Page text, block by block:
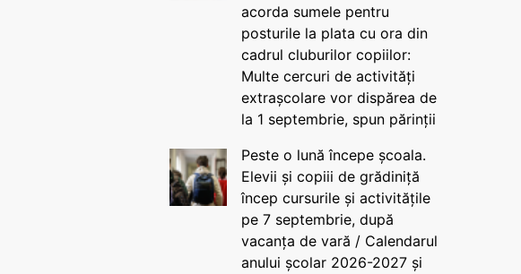
acorda sumele pentru
posturile la plata cu ora din
cadrul cluburilor copiilor:
Multe cercuri de activități
extrașcolare vor dispărea de
la 1 septembrie, spun părinții
Peste o lună începe școala.
Elevii și copiii de grădiniță
încep cursurile și activitățile
pe 7 septembrie, după
vacanța de vară / Calendarul
anului școlar 2026-2027 și